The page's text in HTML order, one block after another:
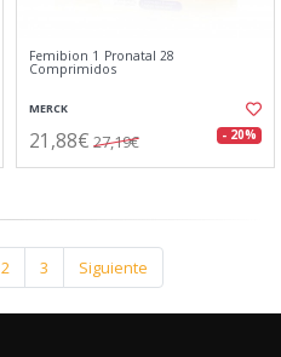
Femibion 1 Pronatal 28
Comprimidos
MERCK
21,88€ 27,19€ - 20%
2 3 Siguiente